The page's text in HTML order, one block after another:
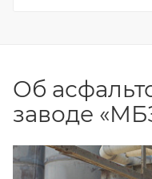
Об
заводе